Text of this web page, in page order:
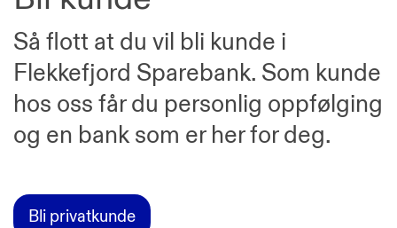
Så flott at du vil bli kunde i
Flekkefjord Sparebank. Som kunde
hos oss får du personlig oppfølging
og en bank som er her for deg.
Bli privatkunde